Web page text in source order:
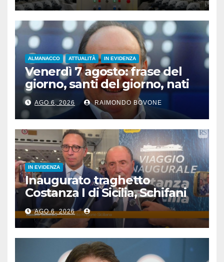
ALMANACCO ATTUALITÀ IN EVIDENZA
Venerdì 7 agosto: frase del
giorno, santi del giorno, nati
famosi, accadde oggi
AGO 6, 2026 RAIMONDO BOVONE
IN EVIDENZA
Inaugurato traghetto
Costanza I di Sicilia, Schifani
“Mantenuto impegni presi”
AGO 6, 2026